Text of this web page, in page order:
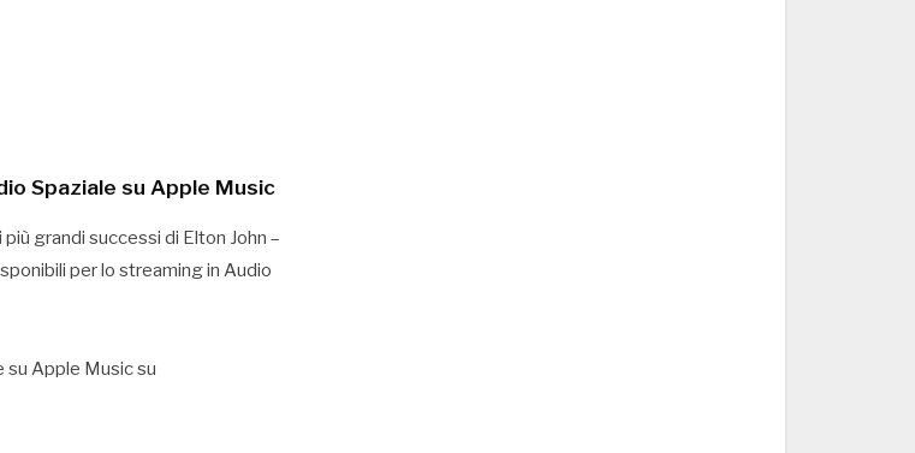
Spaziale su Apple Music
grandi successi di Elton John –
per lo streaming in Audio
su Apple Music su